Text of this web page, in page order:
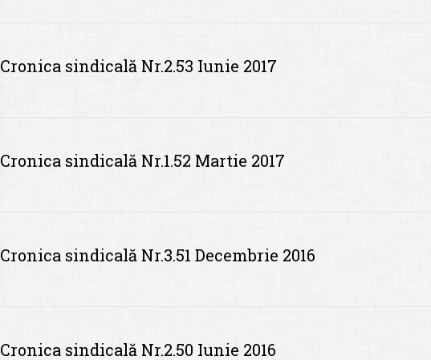
Cronica sindicală Nr.2.53 Iunie 2017
Cronica sindicală Nr.1.52 Martie 2017
Cronica sindicală Nr.3.51 Decembrie 2016
Cronica sindicală Nr.2.50 Iunie 2016